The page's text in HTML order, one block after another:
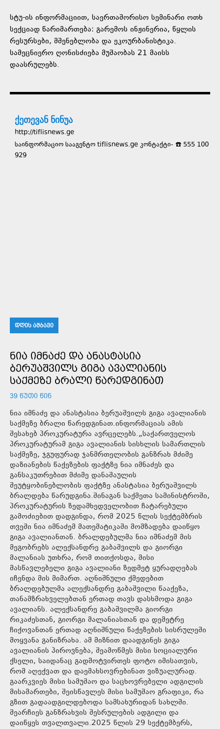
სტუ-ის ინფორმაციით, საერთაშორისო სემინარი ოთხ
სექციად წარიმართება: გარემოს ინჟინერია, წყლის
რესურსები, მშენებლობა და ეკოურბანისტიკა.
სამეცნიერო ღონისძიება მუშაობას 21 მაისს
დაასრულებს.
ქეთევან ნინუა
http://tiflisnews.ge
საინფორმაციო სააგენტო tiflisnews.ge კონტაქტი- ☎️ 555 100
929
ᲓᲦᲘᲡ ᲐᲛᲑᲐᲕᲘ
ᲜᲘᲐ ᲘᲛᲜᲐᲫᲔ ᲓᲐ ᲐᲜᲐᲡᲢᲐᲡᲘᲐ
ᲑᲔᲠᲣᲐᲨᲕᲘᲚᲡ ᲒᲘᲒᲐ ᲐᲕᲐᲚᲘᲐᲜᲘᲡ
ᲡᲐᲥᲛᲔᲖᲔ ᲑᲠᲐᲚᲘ ᲬᲐᲠᲔᲓᲒᲘᲜᲐᲗ
39 ᲬᲣᲗᲘ ᲬᲘᲜ
ნია იმნაძე და ანასტასია ბერუაშვილს გიგა ავალიანის
საქმეზე ბრალი წარედგინათ.ინფორმაციას ამის
შესახებ პროკურატურა ავრცელებს.„საქართველოს
პროკურატურამ გიგა ავალიანის სისხლის სამართლის
საქმეზე, ჯგუფურად ჯანმრთელობის განზრახ მძიმე
დაზიანების წაქეზების ფაქტზე ნია იმნაძეს და
განსაკუთრებით მძიმე დანაშაულის
შეუტყობინებლობის ფაქტზე ანასტასია ბერუაშვილს
ბრალდება წარუდგინა.შინაგან საქმეთა სამინისტროში,
პროკურატურის ზედამხედველობით ჩატარებული
გამოძიებით დადგინდა, რომ 2025 წლის სექტემბრის
თვეში ნია იმნაძემ მათემატიკაში მომზადება დაიწყო
გიგა ავალიანთან. ბრალდებულმა ნია იმნაძემ მის
მეგობრებს ალექსანდრე გაბაშვილს და გიორგი
მალანიას უთხრა, რომ თითქოსდა, მისი
მასწავლებელი გიგა ავალიანი ზედმეტ ყურადღებას
იჩენდა მის მიმართ. აღნიშნული ქმედებით
ბრალდებულმა ალექსანდრე გაბაშვილი წააქეზა,
თანამზრახველებთან ერთად თავს დასხმოდა გიგა
ავალიანს. ალექსანდრე გაბაშვილმა გიორგი
რიკაძესთან, გიორგი მალანიასთან და დემეტრე
ჩიქოვანთან ერთად აღნიშნული წაქეზების სისრულეში
მოყვანა განიზრახა. ამ მიზნით დაადგინეს გიგა
ავალიანის პიროვნება, შეამოწმეს მისი სოციალური
ქსელი, საიდანაც გადმოტვირთეს ფოტო იმისათვის,
რომ აღექვათ და დაემახსოვრებინათ ვიზუალურად.
გაარკვიეს მისი სამუშაო და საცხოვრებელი ადგილის
მისამართები, შეისწავლეს მისი სამუშაო გრაფიკი, რა
გზით გადაადგილდებოდა სამსახურიდან სახლში.
შეარჩიეს განზრახვის შესრულების ადგილი და
დაიწყეს თვალთვალი.2025 წლის 29 სექტემბერს,